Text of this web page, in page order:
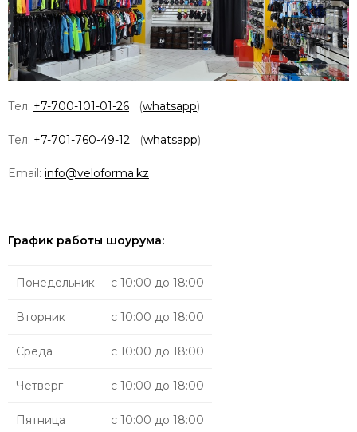
Тел: +7-700-101-01-26 (whatsapp)
Тел: +7-701-760-49-12 (whatsapp)
Email: info@veloforma.kz
График работы шоурума:
Понедельник с 10:00 до 18:00
Вторник с 10:00 до 18:00
Среда с 10:00 до 18:00
Четверг с 10:00 до 18:00
Пятница с 10:00 до 18:00